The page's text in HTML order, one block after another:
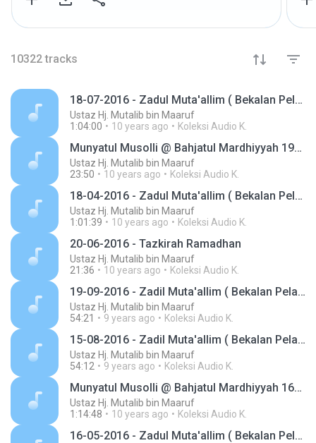
10322 tracks
18-07-2016 - Zadul Muta'allim ( Bekalan Pelajar )
Ustaz Hj. Mutalib bin Maaruf
1:04:00
10 years ago Koleksi Audio K.
Munyatul Musolli @ Bahjatul Mardhiyyah 19-10-2015
Ustaz Hj. Mutalib bin Maaruf
23:50
10 years ago Koleksi Audio K.
18-04-2016 - Zadul Muta'allim ( Bekalan Pelajar )
Ustaz Hj. Mutalib bin Maaruf
1:01:39
10 years ago Koleksi Audio K.
20-06-2016 - Tazkirah Ramadhan
Ustaz Hj. Mutalib bin Maaruf
21:36
10 years ago Koleksi Audio K.
19-09-2016 - Zadil Muta'allim ( Bekalan Pelajar )
Ustaz Hj. Mutalib bin Maaruf
54:21
9 years ago Koleksi Audio K.
15-08-2016 - Zadil Muta'allim ( Bekalan Pelajar )
Ustaz Hj. Mutalib bin Maaruf
54:12
9 years ago Koleksi Audio K.
Munyatul Musolli @ Bahjatul Mardhiyyah 16-11-2015
Ustaz Hj. Mutalib bin Maaruf
1:14:48
10 years ago Koleksi Audio K.
16-05-2016 - Zadul Muta'allim ( Bekalan Pelajar )